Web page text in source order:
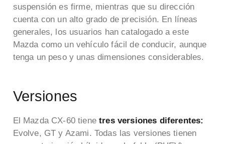
suspensión es firme, mientras que su dirección
cuenta con un alto grado de precisión. En líneas
generales, los usuarios han catalogado a este
Mazda como un vehículo fácil de conducir, aunque
tenga un peso y unas dimensiones considerables.
Versiones
El Mazda CX-60 tienetres versiones diferentes:
Evolve, GT y Azami. Todas las versiones tienen